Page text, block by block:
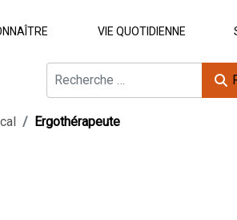
VIE QUOTIDIENNE
Ergothérapeute